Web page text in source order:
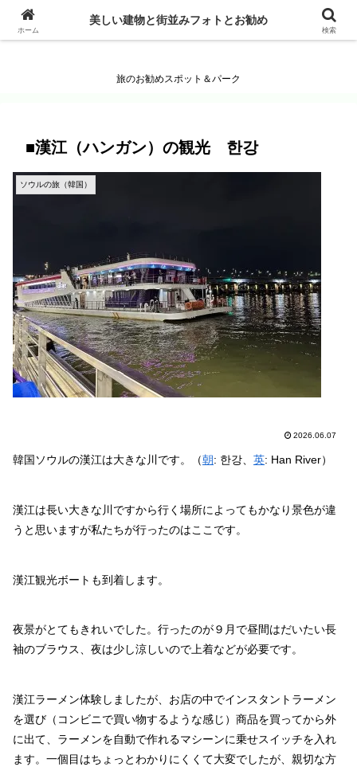
美しい建物と街並みフォトとお勧め
旅のお勧めスポット＆パーク
■漢江（ハンガン）の観光 한강
ソウルの旅（韓国）
2026.06.07
韓国ソウルの漢江は大きな川です。（朝: 한강、 英: Han River）
漢江は長い大きな川ですから行く場所によってもかなり景色が違
うと思いますが私たちが行ったのはここです。
漢江観光ボートも到着します。
夜景がとてもきれいでした。行ったのが９月で昼間はだいたい長
袖のブラウス、夜は少し涼しいので上着などが必要です。
漢江ラーメン体験しましたが、お店の中でインスタントラーメン
を選び（コンビニで買い物するような感じ）商品を買ってから外
に出て、ラーメンを自動で作れるマシーンに乗せスイッチを入れ
ます。一個目はちょっとわかりにくくて大変でしたが、親切な方
ホーム
美しい建物と街並みフォトとお勧め
検索